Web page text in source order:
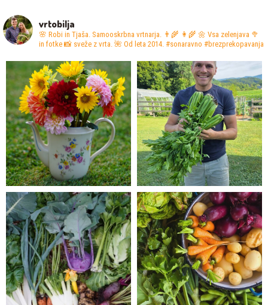
vrtobilja
🌸 Robi in Tjaša. Samooskrbna vrtnarja. 👨‍🌾 👩‍🌾 🌼 Vsa zelenjava 🥦
in fotke 📸 sveže z vrta. 🌺 Od leta 2014. #sonaravno #brezprekopavanja